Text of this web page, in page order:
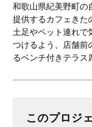
和歌山県紀美野町の
提供するカフェきた
土足やペット連れで
つけるよう、店舗前
るベンチ付きテラス
このプロジ